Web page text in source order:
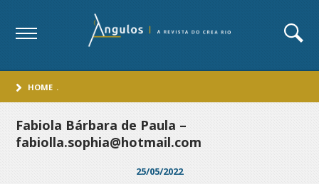
HOME .
Fabiola Bárbara de Paula –
fabiolla.sophia@hotmail.com
25/05/2022